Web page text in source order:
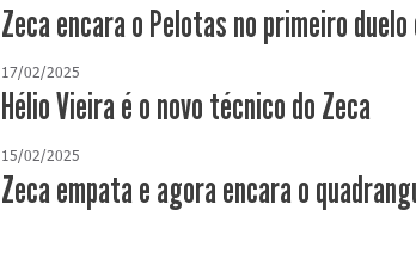
Zeca encara o Pelotas no primeiro
17/02/2025
Hélio Vieira é o novo técnico do Zeca
15/02/2025
Zeca empata e agora encara o